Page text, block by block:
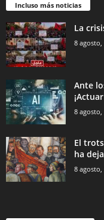
Incluso más noticias
La
8 agosto,
Ante
8 agosto,
El
ha
8 agosto,